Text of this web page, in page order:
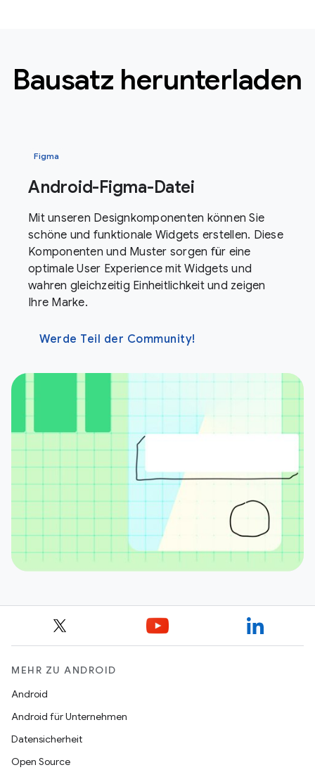
Bausatz herunterladen
Figma
Android-Figma-Datei
Mit unseren Designkomponenten können Sie
schöne und funktionale Widgets erstellen. Diese
Komponenten und Muster sorgen für eine
optimale User Experience mit Widgets und
wahren gleichzeitig Einheitlichkeit und zeigen
Ihre Marke.
Werde Teil der Community!
MEHR ZU ANDROID
Android
Android für Unternehmen
Datensicherheit
Open Source